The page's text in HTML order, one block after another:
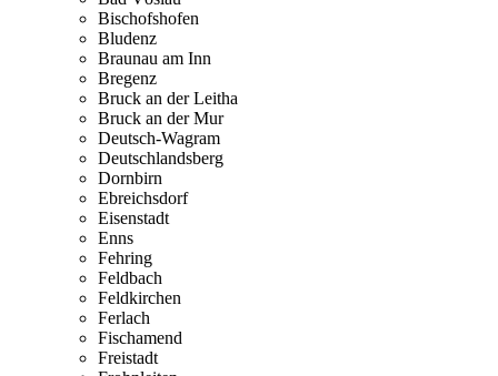
Bischofshofen
Bludenz
Braunau am Inn
Bregenz
Bruck an der Leitha
Bruck an der Mur
Deutsch-Wagram
Deutschlandsberg
Dornbirn
Ebreichsdorf
Eisenstadt
Enns
Fehring
Feldbach
Feldkirchen
Ferlach
Fischamend
Freistadt